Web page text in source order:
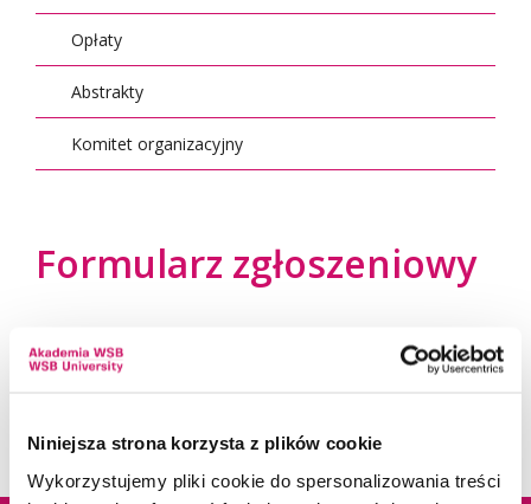
Niniejsza strona korzysta z plików cookie
Wykorzystujemy pliki cookie do spersonalizowania treści
Opłaty
Abstrakty
Komitet organizacyjny
Formularz zgłoszeniowy
Prosimy o wypełnienie